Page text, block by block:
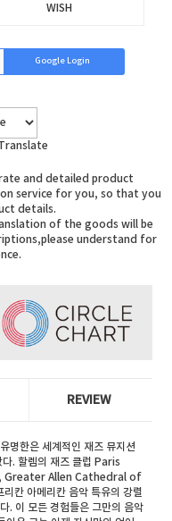
WISH
Google Login
and detailed product
service for you, so that you
details.
of the goods will be
understand for
REVIEW
명한은 세계적인 재즈 뮤지션
다. 할렘의 재즈 클럽 Paris
, Greater Allen Cathedral of
칸 아메리칸 음악 특유의 강렬
. 이 모든 경험들은 그만의 음악